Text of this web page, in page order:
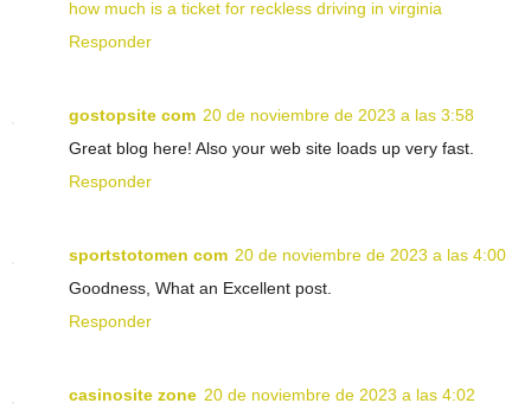
how much is a ticket for reckless driving in virginia
Responder
gostopsite com 20 de noviembre de 2023 a las 3:58
Great blog here! Also your web site loads up very fast.
Responder
sportstotomen com 20 de noviembre de 2023 a las 4:00
Goodness, What an Excellent post.
Responder
casinosite zone 20 de noviembre de 2023 a las 4:02